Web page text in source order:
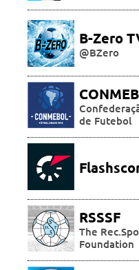
B-Zero
@BZero
de Futebol
RSSSF
The
Foundation